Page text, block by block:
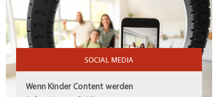
SOCIAL MEDIA
Wenn Kinder Content werden